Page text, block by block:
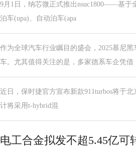
9月1日，纳芯微正式推出nsuc1800——基于
泊车(upa)、自动泊车(apa
作为全球汽车行业瞩目的盛会，2025慕尼
车。尤其值得关注的是，多家德系车企凭借
近日，保时捷官方宣布新款911turbos将于
计将采用t-hybrid混
电工合金拟发不超5.45亿